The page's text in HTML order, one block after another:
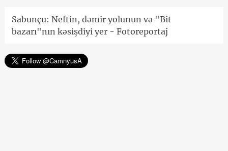
Sabunçu: Neftin, dəmir yolunun və "Bit
bazarı"nın kəsişdiyi yer - Fotoreportaj